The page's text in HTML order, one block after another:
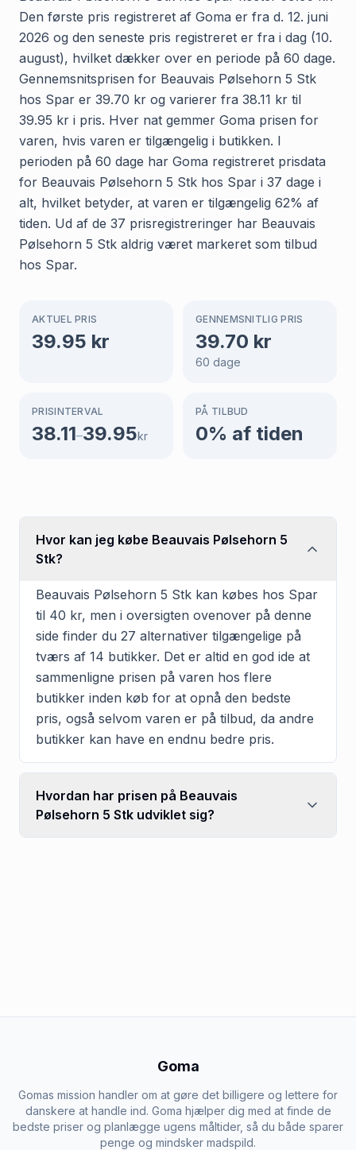
Den første pris registreret af Goma er fra d. 12. juni
2026 og den seneste pris registreret er fra i dag (10.
august), hvilket dækker over en periode på 60 dage.
Gennemsnitsprisen for Beauvais Pølsehorn 5 Stk
hos Spar er 39.70 kr og varierer fra 38.11 kr til
39.95 kr i pris. Hver nat gemmer Goma prisen for
varen, hvis varen er tilgængelig i butikken. I
perioden på 60 dage har Goma registreret prisdata
for Beauvais Pølsehorn 5 Stk hos Spar i 37 dage i
alt, hvilket betyder, at varen er tilgængelig 62% af
tiden. Ud af de 37 prisregistreringer har Beauvais
Pølsehorn 5 Stk aldrig været markeret som tilbud
hos Spar.
AKTUEL PRIS
39.95 kr
GENNEMSNITLIG PRIS
39.70 kr
60 dage
PRISINTERVAL
38.11–39.95kr
PÅ TILBUD
0% af tiden
Hvor kan jeg købe Beauvais Pølsehorn 5
Stk?
Beauvais Pølsehorn 5 Stk kan købes hos Spar
til 40 kr, men i oversigten ovenover på denne
side finder du 27 alternativer tilgængelige på
tværs af 14 butikker. Det er altid en god ide at
sammenligne prisen på varen hos flere
butikker inden køb for at opnå den bedste
pris, også selvom varen er på tilbud, da andre
butikker kan have en endnu bedre pris.
Hvordan har prisen på Beauvais
Pølsehorn 5 Stk udviklet sig?
Goma
Gomas mission handler om at gøre det billigere og lettere for
danskere at handle ind. Goma hjælper dig med at finde de
bedste priser og planlægge ugens måltider, så du både sparer
penge og mindsker madspild.